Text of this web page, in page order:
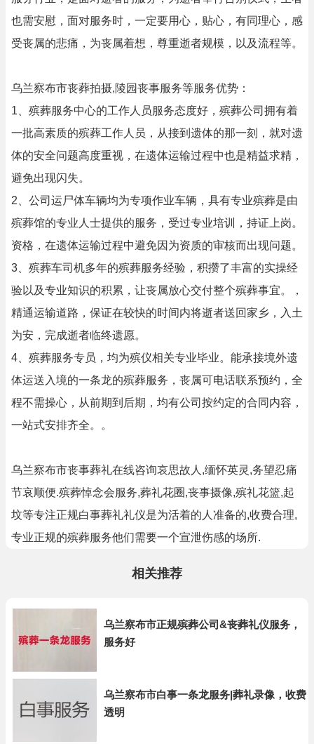
也需安慰，面对服务时，一定要用心，贴心，有同理心，感
受丧属的悲痛，为丧属着想，尊重逝者规模，以及流程等。
乌兰察布市丧葬拍摄,陵园丧事服务等服务优势：
1、殡葬服务中心的工作人员服务态度好，殡葬公司拥有着
一批高素质的殡葬工作人员，从接到遗体的那一刻，就对遗
体的安全问题高度重视，在遗体运输过程中也是精益求精，
避免出现闪失。
2、公司运尸体车辆均为专项作业车辆，具有专业殡葬是由
殡葬馆的专业人士提供的服务，受过专业培训，持证上岗。
资格，在遗体运输过程中避免因为资质的审核而出现问题。
3、殡葬车司机多年的殡葬服务经验，积攒了丰富的实操经
验以及专业知识的积累，让丧属放心交付整个殡葬事宜。，
精通运输道路，保证在较快的时间内将逝者送回家乡，入土
为安，完成逝者临终遗愿。
4、殡葬服务专员，均为殡仪相关专业毕业。能承接境外遗
体运送入境的一条龙的殡葬服务，丧属可电话联系预约，全
程不需操心，从前期到后期，均有公司按约定的合同内容，
一站式安排齐全。。
乌兰察布市丧事葬礼在线咨询哀思故人,缅怀英灵,务望忍痛
节哀顺便.殡葬悼念会服务,葬礼花圈,丧事摄像,殡礼花篮,起
坟等专注正规白事葬礼礼仪是为活着的人准备的,收费合理,
专业正规的殡葬服务他们需要一个宣泄伤感的场所.
相关推荐
乌兰察布市正规殡葬公司&丧葬礼仪服务，
服务好
乌兰察布市白事一条龙服务|葬礼录像，收费
透明